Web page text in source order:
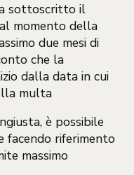
sottoscritto il
momento della
due mesi di
che la
dalla data in cui
multa
è possibile
facendo riferimento
massimo